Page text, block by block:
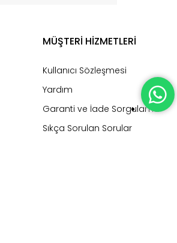
MÜŞTERİ HİZMETLERİ
Kullanıcı Sözleşmesi
Yardım
Garanti ve İade Sorgulama
Sıkça Sorulan Sorular